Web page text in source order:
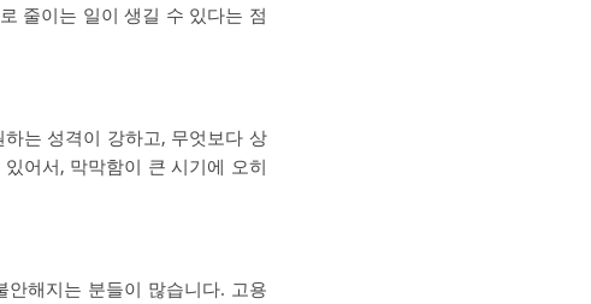
줄이는 일이 생길 수 있다는 점
는 성격이 강하고, 무엇보다 상
어서, 막막함이 큰 시기에 오히
안해지는 분들이 많습니다. 고용